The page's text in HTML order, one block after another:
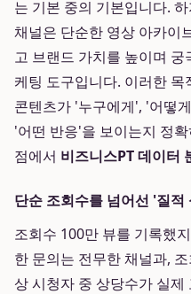
는 기본 중의 기본입니다.
채널은 단순한 영상 아카이
고 브랜드 가치를 높이며
케팅 도구입니다. 이러한
콘텐츠가 '누구에게', '어떻
'어떤 반응'을 보이는지 정
점에서 비즈니스PT 데이터
단순 조회수를 넘어선 '질적
조회수 100만 뷰를 기록했
한 문의는 전무한 채널과,
상 시청자 중 상당수가 실